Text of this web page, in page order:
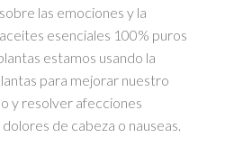
las emociones y la
esenciales 100% puros
estamos usando la
para mejorar nuestro
y resolver afecciones
de cabeza o nauseas.